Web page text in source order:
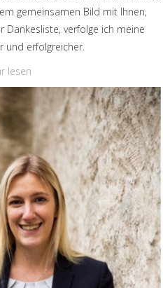
gemeinsamen Bild mit Ihnen,
Dankesliste, verfolge ich meine
und erfolgreicher.
lesen